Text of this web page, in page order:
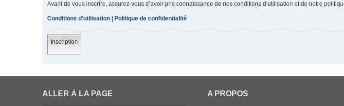
Avant de vous inscrire, assurez-vous d’avoir pris connaissance de nos conditions d’utilisation et de notre
Conditions d’utilisation Politique de confidentialité
Inscription
ALLER À LA PAGE A PROPOS